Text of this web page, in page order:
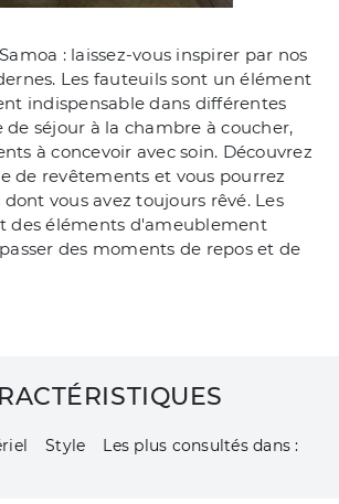
: laissez-vous inspirer par nos
Les fauteuils sont un élément
indispensable dans différentes
de séjour à la chambre à coucher,
à concevoir avec soin. Découvrez
de revêtements et vous pourrez
dont vous avez toujours rêvé. Les
des éléments d'ameublement
des moments de repos et de
Style Les plus consultés dans :